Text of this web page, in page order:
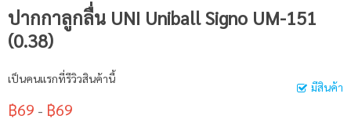
ปากกาลูกลื่น UNI Uniball Signo UM-151
(0.38)
มีสินค้า
เป็นคนแรกที่รีวิวสินค้านี้
฿69 - ฿69